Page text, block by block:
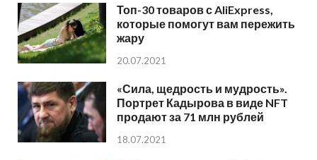
Топ-30 товаров с AliExpress,
которые помогут вам пережить
жару
20.07.2021
«Сила, щедрость и мудрость».
Портрет Кадырова в виде NFT
продают за 71 млн рублей
18.07.2021